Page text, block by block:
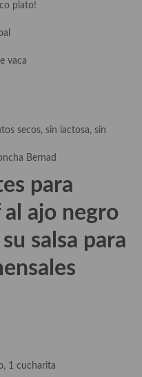
quiches y demás
AOVES
plato!
vaca
secos, sin lactosa, sin
Bernad
para
ajo negro
salsa para
1 cucharita